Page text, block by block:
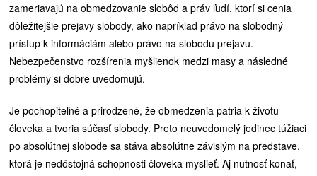
zameriavajú na obmedzovanie slobôd a práv ľudí, ktorí si cenia
dôležitejšie prejavy slobody, ako napríklad právo na slobodný
prístup k informáciám alebo právo na slobodu prejavu.
Nebezpečenstvo rozšírenia myšlienok medzi masy a následné
problémy si dobre uvedomujú.
Je pochopiteľné a prirodzené, že obmedzenia patria k životu
človeka a tvoria súčasť slobody. Preto neuvedomelý jedinec túžiaci
po absolútnej slobode sa stáva absolútne závislým na predstave,
ktorá je nedôstojná schopnosti človeka myslieť. Aj nutnosť konať,